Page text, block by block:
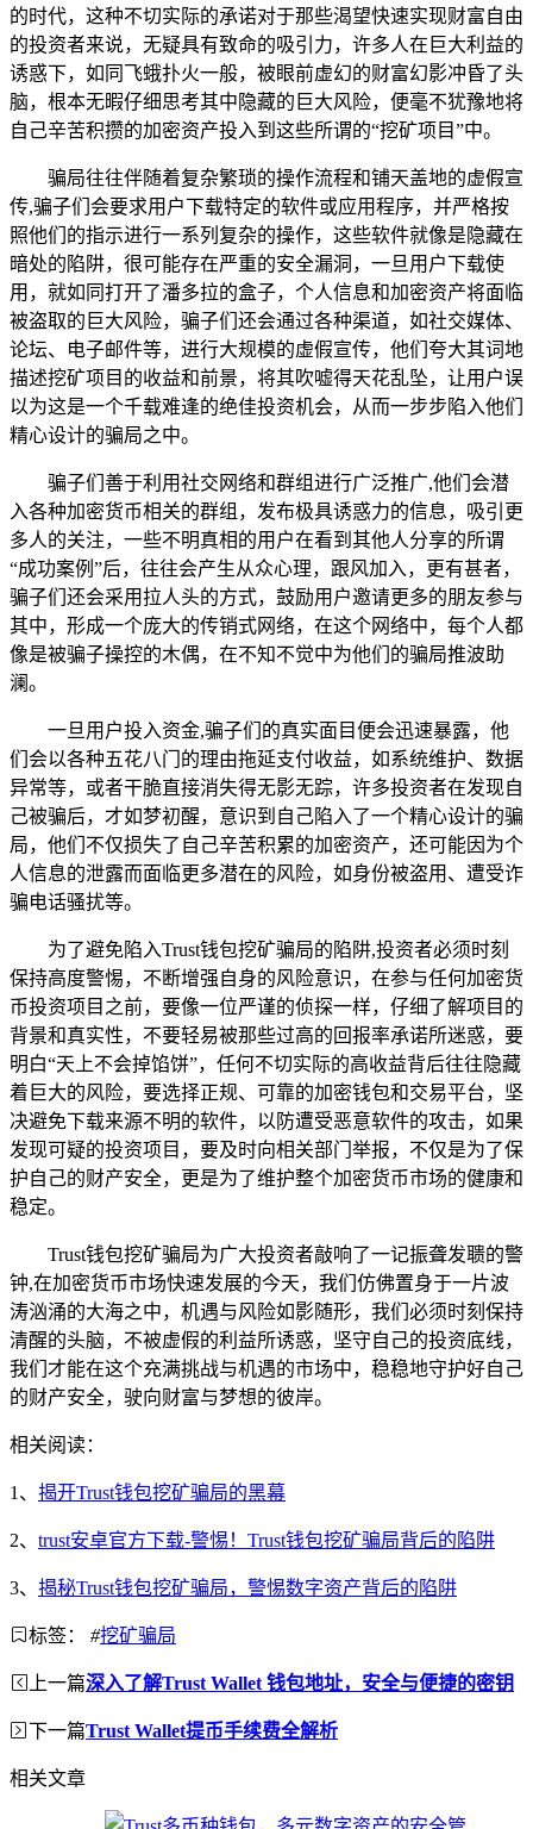
的时代，这种不切实际的承诺对于那些渴望快速实现财富自由
的投资者来说，无疑具有致命的吸引力，许多人在巨大利益的
诱惑下，如同飞蛾扑火一般，被眼前虚幻的财富幻影冲昏了头
脑，根本无暇仔细思考其中隐藏的巨大风险，便毫不犹豫地将
自己辛苦积攒的加密资产投入到这些所谓的“挖矿项目”中。
骗局往往伴随着复杂繁琐的操作流程和铺天盖地的虚假宣
传,骗子们会要求用户下载特定的软件或应用程序，并严格按
照他们的指示进行一系列复杂的操作，这些软件就像是隐藏在
暗处的陷阱，很可能存在严重的安全漏洞，一旦用户下载使
用，就如同打开了潘多拉的盒子，个人信息和加密资产将面临
被盗取的巨大风险，骗子们还会通过各种渠道，如社交媒体、
论坛、电子邮件等，进行大规模的虚假宣传，他们夸大其词地
描述挖矿项目的收益和前景，将其吹嘘得天花乱坠，让用户误
以为这是一个千载难逢的绝佳投资机会，从而一步步陷入他们
精心设计的骗局之中。
骗子们善于利用社交网络和群组进行广泛推广,他们会潜
入各种加密货币相关的群组，发布极具诱惑力的信息，吸引更
多人的关注，一些不明真相的用户在看到其他人分享的所谓
“成功案例”后，往往会产生从众心理，跟风加入，更有甚者，
骗子们还会采用拉人头的方式，鼓励用户邀请更多的朋友参与
其中，形成一个庞大的传销式网络，在这个网络中，每个人都
像是被骗子操控的木偶，在不知不觉中为他们的骗局推波助
澜。
一旦用户投入资金,骗子们的真实面目便会迅速暴露，他
们会以各种五花八门的理由拖延支付收益，如系统维护、数据
异常等，或者干脆直接消失得无影无踪，许多投资者在发现自
己被骗后，才如梦初醒，意识到自己陷入了一个精心设计的骗
局，他们不仅损失了自己辛苦积累的加密资产，还可能因为个
人信息的泄露而面临更多潜在的风险，如身份被盗用、遭受诈
骗电话骚扰等。
为了避免陷入Trust钱包挖矿骗局的陷阱,投资者必须时刻
保持高度警惕，不断增强自身的风险意识，在参与任何加密货
币投资项目之前，要像一位严谨的侦探一样，仔细了解项目的
背景和真实性，不要轻易被那些过高的回报率承诺所迷惑，要
明白“天上不会掉馅饼”，任何不切实际的高收益背后往往隐藏
着巨大的风险，要选择正规、可靠的加密钱包和交易平台，坚
决避免下载来源不明的软件，以防遭受恶意软件的攻击，如果
发现可疑的投资项目，要及时向相关部门举报，不仅是为了保
护自己的财产安全，更是为了维护整个加密货币市场的健康和
稳定。
Trust钱包挖矿骗局为广大投资者敲响了一记振聋发聩的警
钟,在加密货币市场快速发展的今天，我们仿佛置身于一片波
涛汹涌的大海之中，机遇与风险如影随形，我们必须时刻保持
清醒的头脑，不被虚假的利益所诱惑，坚守自己的投资底线，
我们才能在这个充满挑战与机遇的市场中，稳稳地守护好自己
的财产安全，驶向财富与梦想的彼岸。
相关阅读：
1、 揭开Trust钱包挖矿骗局的黑幕
2、 trust安卓官方下载-警惕！Trust钱包挖矿骗局背后的陷阱
3、 揭秘Trust钱包挖矿骗局，警惕数字资产背后的陷阱
标签： #挖矿骗局
上一篇深入了解Trust Wallet 钱包地址，安全与便捷的密钥
下一篇Trust Wallet提币手续费全解析
相关文章